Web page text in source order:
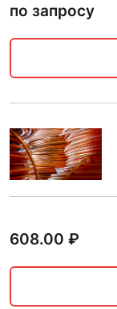
по запросу
608.00 ₽